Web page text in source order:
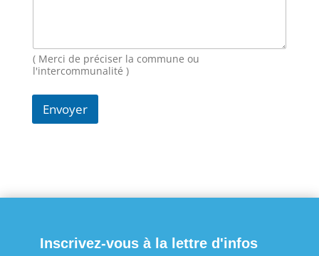
*( Merci de préciser la commune ou
l'intercommunalité )
Envoyer
Inscrivez-vous à la lettre d'infos